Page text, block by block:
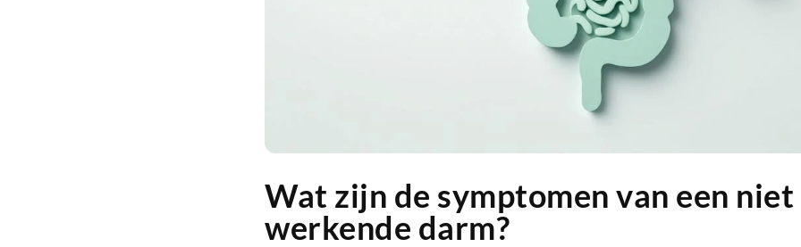
Wat zijn de symptomen van een niet
werkende darm?